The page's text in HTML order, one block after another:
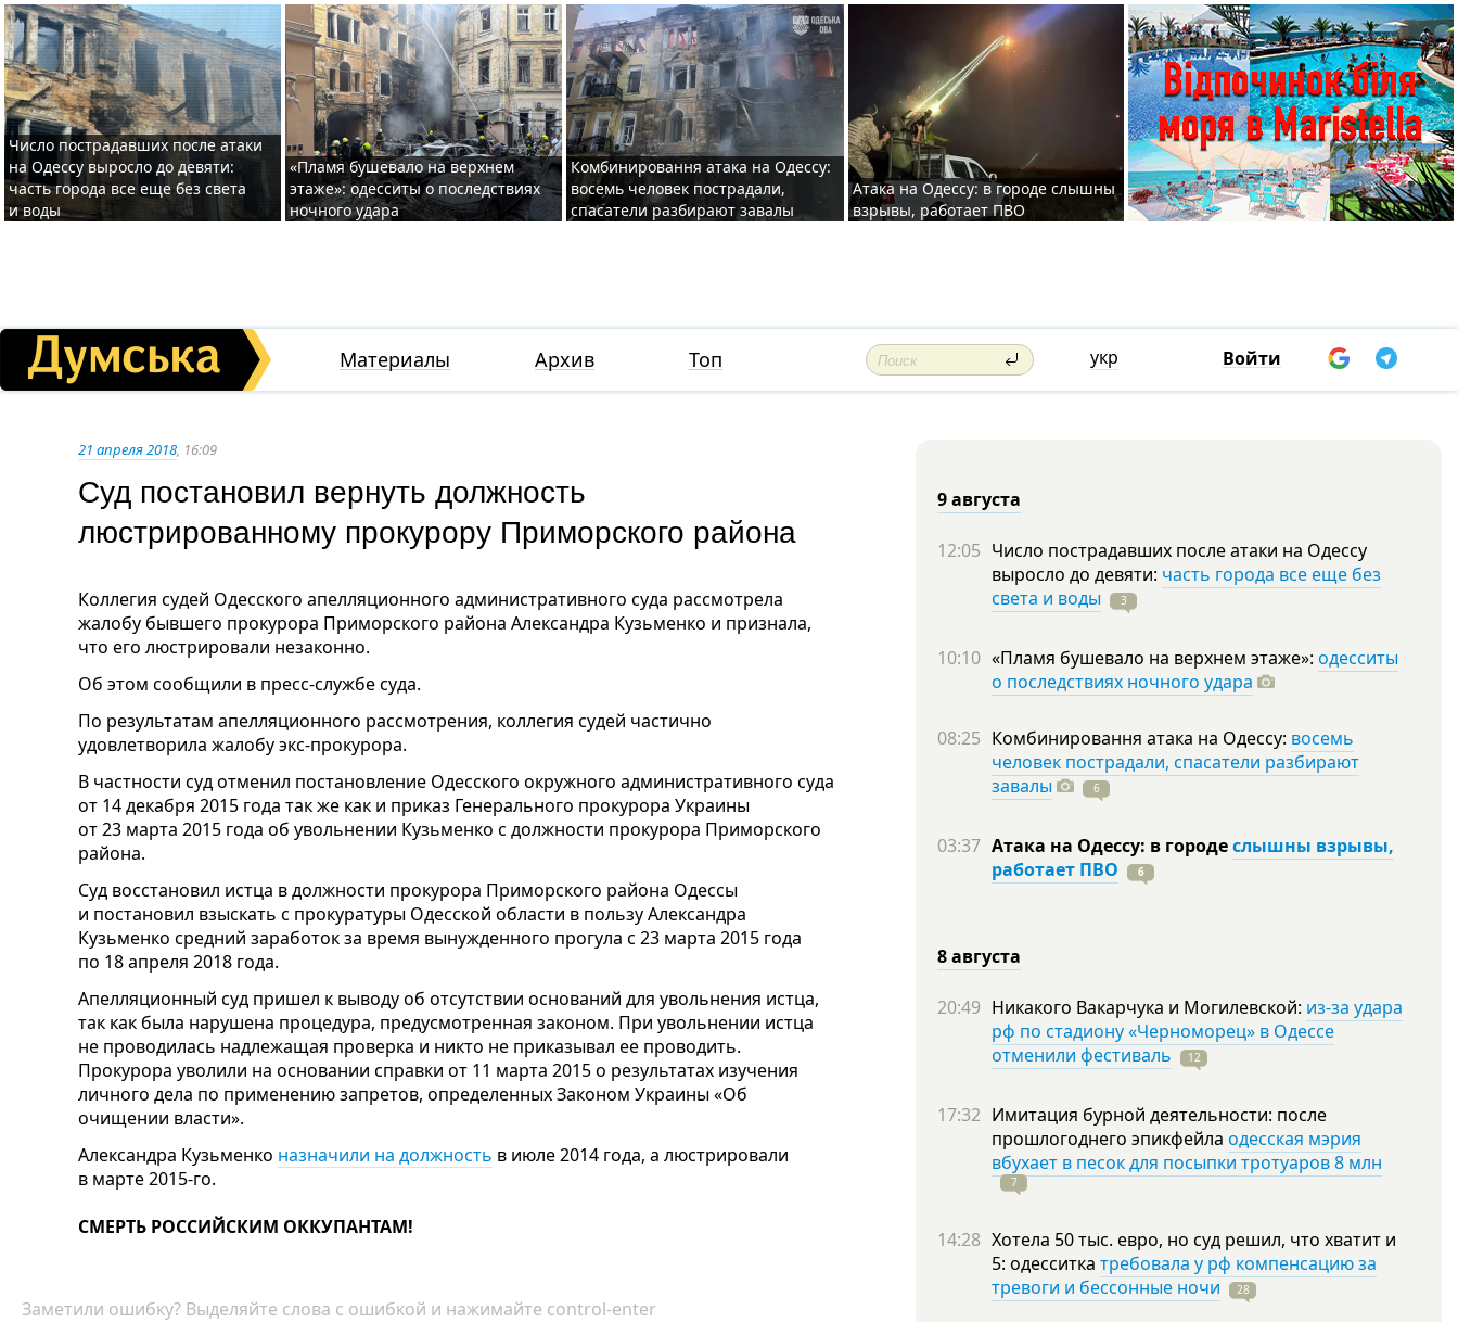
Число пострадавших после атаки
на Одессу выросло до девяти:
часть города все еще без света
и воды
«Пламя бушевало на верхнем
этаже»: одесситы о последствиях
ночного удара
Комбинировання атака на Одессу:
восемь человек пострадали,
спасатели разбирают завалы
Атака на Одессу: в городе слышны
взрывы, работает ПВО
Материалы Архив Топ укр Войти
21 апреля 2018, 16:09
Суд постановил вернуть должность
люстрированному прокурору Приморского района
Коллегия судей Одесского апелляционного административного суда рассмотрела
жалобу бывшего прокурора Приморского района Александра Кузьменко и признала,
что его люстрировали незаконно.
Об этом сообщили в пресс-службе суда.
По результатам апелляционного рассмотрения, коллегия судей частично
удовлетворила жалобу экс-прокурора.
В частности суд отменил постановление Одесского окружного административного суда
от 14 декабря 2015 года так же как и приказ Генерального прокурора Украины
от 23 марта 2015 года об увольнении Кузьменко с должности прокурора Приморского
района.
Суд восстановил истца в должности прокурора Приморского района Одессы
и постановил взыскать с прокуратуры Одесской области в пользу Александра
Кузьменко средний заработок за время вынужденного прогула с 23 марта 2015 года
по 18 апреля 2018 года.
Апелляционный суд пришел к выводу об отсутствии оснований для увольнения истца,
так как была нарушена процедура, предусмотренная законом. При увольнении истца
не проводилась надлежащая проверка и никто не приказывал ее проводить.
Прокурора уволили на основании справки от 11 марта 2015 о результатах изучения
личного дела по применению запретов, определенных Законом Украины «Об
очищении власти».
Александра Кузьменко назначили на должность в июле 2014 года, а люстрировали
в марте 2015-го.
СМЕРТЬ РОССИЙСКИМ ОККУПАНТАМ!
Заметили ошибку? Выделяйте слова с ошибкой и нажимайте control-enter
9 августа
12:05 Число пострадавших после атаки на Одессу
выросло до девяти: часть города все еще без
света и воды
3
10:10 «Пламя бушевало на верхнем этаже»: одесситы
о последствиях ночного удара
08:25 Комбинировання атака на Одессу: восемь
человек пострадали, спасатели разбирают
завалы
6
03:37 Атака на Одессу: в городеслышны взрывы,
работает ПВО
6
8 августа
20:49 Никакого Вакарчука и Могилевской: из-за удара
рф по стадиону «Черноморец» в Одессе
отменили фестиваль
12
17:32 Имитация бурной деятельности: после
прошлогоднего эпикфейла одесская мэрия
вбухает в песок для посыпки тротуаров 8 млн
7
14:28 Хотела 50 тыс. евро, но суд решил, что хватит и
5: одесситка требовала у рф компенсацию за
тревоги и бессонные ночи
28